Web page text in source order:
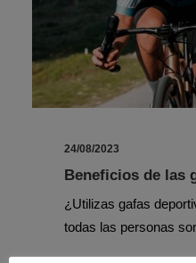
24/08/2023
Beneficios de las
¿Utilizas gafas
todas las personas